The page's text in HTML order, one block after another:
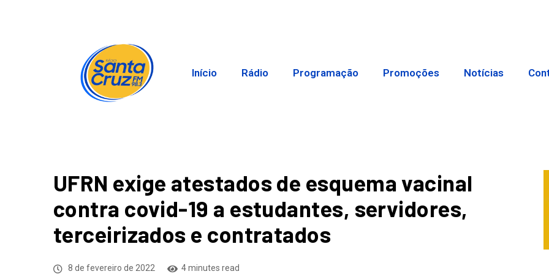
Início Rádio Programação Promoções Notícias
UFRN exige atestados de esquema vacinal
contra covid-19 a estudantes, servidores,
terceirizados e contratados
8 de fevereiro de 2022 4 minutes read